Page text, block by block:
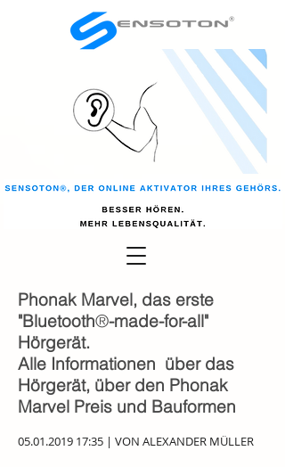
Phonak Marvel, das erste
"Bluetooth®-made-for-all"
Hörgerät.
Alle Informationen über das
Hörgerät, über den Phonak
Marvel Preis und Bauformen
05.01.2019 17:35 | VON ALEXANDER MÜLLER